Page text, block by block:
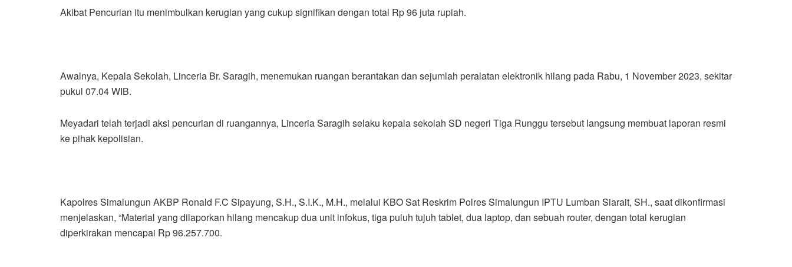
Akibat Pencurian itu menimbulkan kerugian yang cukup signifikan dengan total Rp 96 juta rupiah.
Awalnya, Kepala Sekolah, Linceria Br. Saragih, menemukan ruangan berantakan dan sejumlah peralatan elektronik hilang pada Rabu, 1 November 2023, sekitar
pukul 07.04 WIB.
Meyadari telah terjadi aksi pencurian di ruangannya, Linceria Saragih selaku kepala sekolah SD negeri Tiga Runggu tersebut langsung membuat laporan resmi
ke pihak kepolisian.
Kapolres Simalungun AKBP Ronald F.C Sipayung, S.H., S.I.K., M.H., melalui KBO Sat Reskrim Polres Simalungun IPTU Lumban Siarait, SH., saat dikonfirmasi
menjelaskan, “Material yang dilaporkan hilang mencakup dua unit infokus, tiga puluh tujuh tablet, dua laptop, dan sebuah router, dengan total kerugian
diperkirakan mencapai Rp 96.257.700.